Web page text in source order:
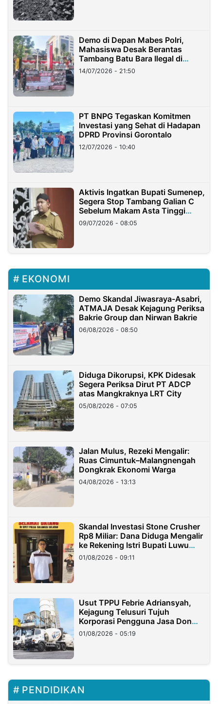
Demo di Depan Mabes Polri,
Mahasiswa Desak Berantas
Tambang Batu Bara Ilegal di
Lampung
14/07/2026 - 21:50
PT BNPG Tegaskan Komitmen
Investasi yang Sehat di Hadapan
DPRD Provinsi Gorontalo
12/07/2026 - 10:40
Aktivis Ingatkan Bupati Sumenep,
Segera Stop Tambang Galian C
Sebelum Makam Asta Tinggi
Longsor
09/07/2026 - 08:05
EKONOMI
Demo Skandal Jiwasraya-Asabri,
ATMAJA Desak Kejagung Periksa
Bakrie Group dan Nirwan Bakrie
06/08/2026 - 08:50
Diduga Dikorupsi, KPK Didesak
Segera Periksa Dirut PT ADCP
atas Mangkraknya LRT City
05/08/2026 - 07:05
Jalan Mulus, Rezeki Mengalir:
Ruas Cimuntuk–Malangnengah
Dongkrak Ekonomi Warga
04/08/2026 - 13:13
Skandal Investasi Stone Crusher
Rp8 Miliar: Dana Diduga Mengalir
ke Rekening Istri Bupati Luwu
Timur
01/08/2026 - 09:11
Usut TPPU Febrie Adriansyah,
Kejagung Telusuri Tujuh
Korporasi Pengguna Jasa Don
Ritto
01/08/2026 - 05:19
PENDIDIKAN